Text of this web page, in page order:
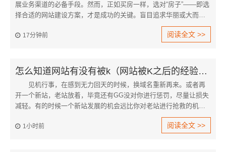
展业务渠道的必备手段。然而，正如买房一样，选对“房子”——即选
择合适的网站建设方案，才是成功的关键。盲目追求华丽或大而
全，往往适得其反，反而增加运营成本和管理难度。
阅读全文 >>
17分钟前
怎么知道网站有没有被k（网站被K之后的经验之谈）
见机行事，在感到无力回天的时候，换域名重新再来。或者再
开一个新站，老站放着，毕竟还有GG没对你进行惩罚，尽量让损失
减轻。有的时候一个新站发展的机会远比你对老站进行抢救的机会
阅读全文 >>
1小时前